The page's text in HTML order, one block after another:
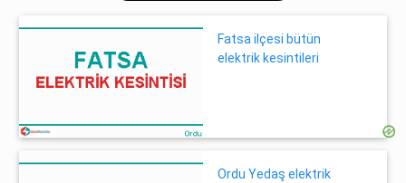
Fatsa ilçesi bütün
elektrik kesintileri
Ordu Yedaş elektrik